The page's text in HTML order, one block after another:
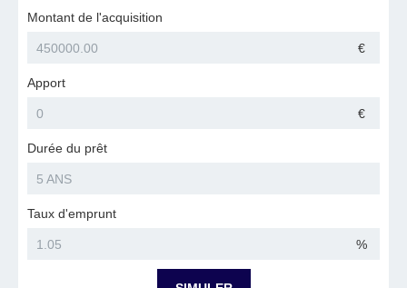
Montant de l'acquisition
€
Apport
€
Durée du prêt
Taux d'emprunt
%